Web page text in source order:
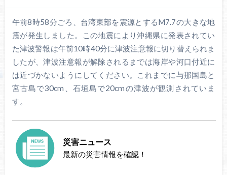
午前8時58分ごろ、台湾東部を震源とするM7.7の大きな地
震が発生しました。この地震により沖縄県に発表されてい
た津波警報は午前10時40分に津波注意報に切り替えられま
したが、津波注意報が解除されるまでは海岸や河口付近に
は近づかないようにしてください。これまでに与那国島と
宮古島で30cm、石垣島で20cmの津波が観測されていま
す。
災害ニュース
最新の災害情報を確認！